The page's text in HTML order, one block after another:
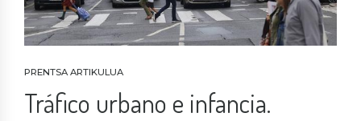
PRENTSA ARTIKULUA
Tráfico urbano e infancia.